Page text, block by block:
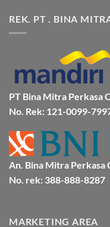
Jakarta
ke
Bitung
Lebih
pada
Ekspedisi
&
Aman
Bersama
Bmp
Cargo
REK. PT . BINA
PT Bina Mitra Perkasa
No. Rek: 121-0099-
An. Bina Mitra Perkasa
No. rek: 388-888-8287
MARKETING AREA